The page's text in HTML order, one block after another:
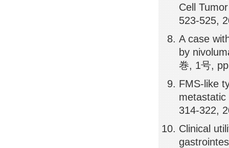
Cell
523-525,
A case
by
巻, 1号,
FMS-like
metastatic
314-322,
Clinical